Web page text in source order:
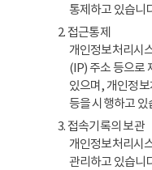
통제하고 있습니
2. 접근통제
개인정보처리시
(IP) 주소 등으로
있으며, 개인정
등을 시행하고 있
3. 접속기록의 보관
개인정보처리시
관리하고 있습니